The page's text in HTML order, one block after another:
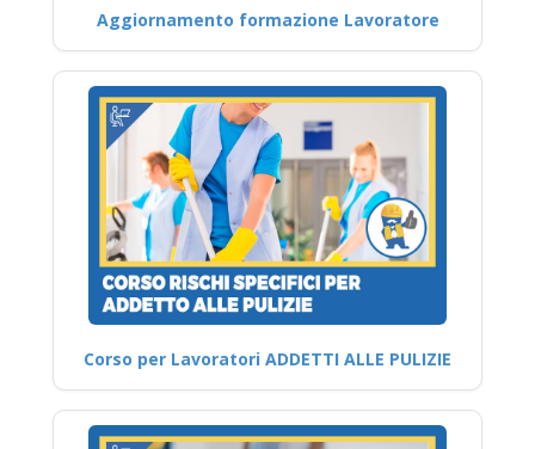
Aggiornamento formazione Lavoratore
Corso per Lavoratori ADDETTI ALLE PULIZIE